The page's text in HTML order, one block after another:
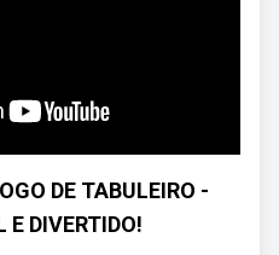
DE TABULEIRO -
E DIVERTIDO!